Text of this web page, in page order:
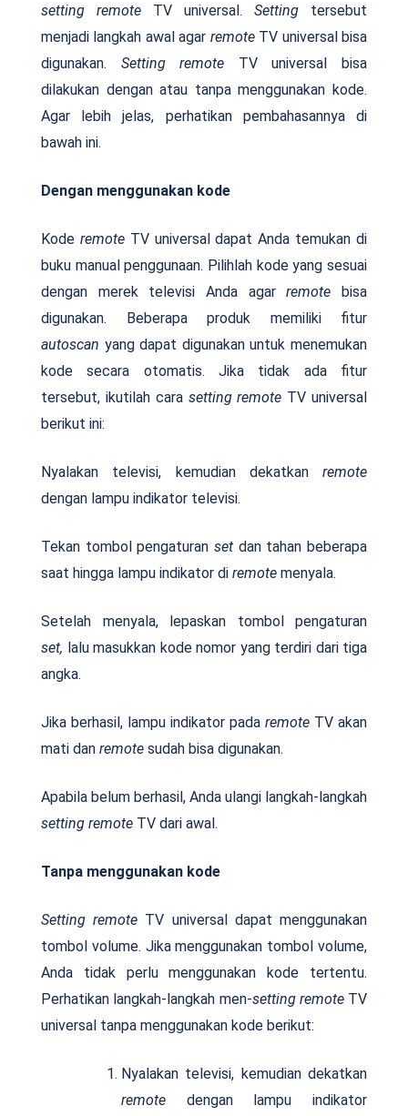
setting remote TV universal. Setting tersebut
menjadi langkah awal agar remote TV universal bisa
digunakan. Setting remote TV universal bisa
dilakukan dengan atau tanpa menggunakan kode.
Agar lebih jelas, perhatikan pembahasannya di
bawah ini.
Dengan menggunakan kode
Kode remote TV universal dapat Anda temukan di
buku manual penggunaan. Pilihlah kode yang sesuai
dengan merek televisi Anda agarremote bisa
digunakan. Beberapa produk memiliki fitur
autoscan yang dapat digunakan untuk menemukan
kode secara otomatis. Jika tidak ada fitur
tersebut, ikutilah cara setting remote TV universal
berikut ini:
Nyalakan televisi, kemudian dekatkan remote
dengan lampu indikator televisi.
Tekan tombol pengaturan set dan tahan beberapa
saat hingga lampu indikator di remote menyala.
Setelah menyala, lepaskan tombol pengaturan
set, lalu masukkan kode nomor yang terdiri dari tiga
angka.
Jika berhasil, lampu indikator pada remote TV akan
mati dan remote sudah bisa digunakan.
Apabila belum berhasil, Anda ulangi langkah-langkah
setting remote TV dari awal.
Tanpa menggunakan kode
Setting remote TV universal dapat menggunakan
tombol volume. Jika menggunakan tombol volume,
Anda tidak perlu menggunakan kode tertentu.
Perhatikan langkah-langkah men-setting remoteTV
universal tanpa menggunakan kode berikut:
Nyalakan televisi, kemudian dekatkan
remote dengan lampu indikator